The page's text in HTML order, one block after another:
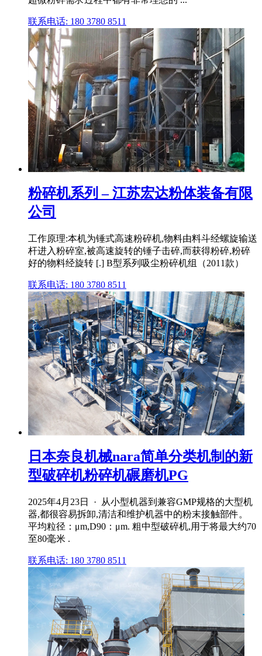
联系电话: 180 3780 8511
粉碎机系列 – 江苏宏达粉体装备有限
公司
工作原理:本机为锤式高速粉碎机,物料由料斗经螺旋输送
杆进入粉碎室,被高速旋转的锤子击碎,而获得粉碎,粉碎
好的物料经旋转 [.] B型系列吸尘粉碎机组（2011款）
联系电话: 180 3780 8511
日本奈良机械nara简单分类机制的新
型破碎机粉碎机碾磨机PG
2025年4月23日 · 从小型机器到兼容GMP规格的大型机
器,都很容易拆卸,清洁和维护机器中的粉末接触部件。
平均粒径：μm,D90：μm. 粗中型破碎机,用于将最大约70
至80毫米 .
联系电话: 180 3780 8511